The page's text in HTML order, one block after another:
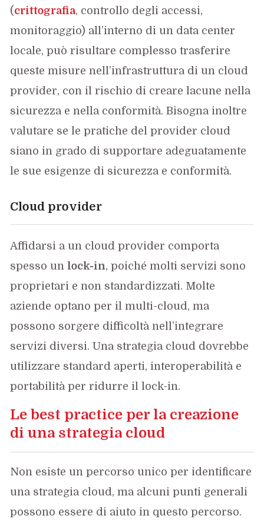
(crittografia, controllo degli accessi,
monitoraggio) all’interno di un data center
locale, può risultare complesso trasferire
queste misure nell’infrastruttura di un cloud
provider, con il rischio di creare lacune nella
sicurezza e nella conformità. Bisogna inoltre
valutare se le pratiche del provider cloud
siano in grado di supportare adeguatamente
le sue esigenze di sicurezza e conformità.
Cloud provider
Affidarsi a un cloud provider comporta
spesso un lock-in, poiché molti servizi sono
proprietari e non standardizzati. Molte
aziende optano per il multi-cloud, ma
possono sorgere difficoltà nell’integrare
servizi diversi. Una strategia cloud dovrebbe
utilizzare standard aperti, interoperabilità e
portabilità per ridurre il lock-in.
Le best practice per la creazione
di una strategia cloud
Non esiste un percorso unico per identificare
una strategia cloud, ma alcuni punti generali
possono essere di aiuto in questo percorso.